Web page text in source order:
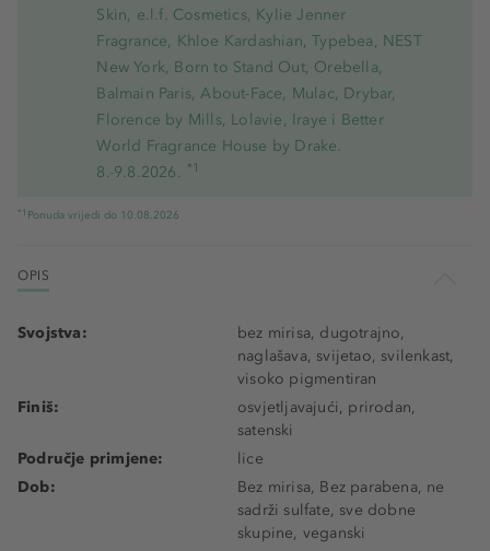
Skin, e.l.f. Cosmetics, Kylie Jenner
Fragrance, Khloe Kardashian, Typebea, NEST
New York, Born to Stand Out, Orebella,
Balmain Paris, About-Face, Mulac, Drybar,
Florence by Mills, Lolavie, Iraye i Better
World Fragrance House by Drake.
8.-9.8.2026. *1
*1 Ponuda vrijedi do 10.08.2026
OPIS
Svojstva:
bez mirisa, dugotrajno,
naglašava, svijetao, svilenkast,
visoko pigmentiran
Finiš:
osvjetljavajući, prirodan,
satenski
Područje primjene:
lice
Dob:
Bez mirisa, Bez parabena, ne
sadrži sulfate, sve dobne
skupine, veganski